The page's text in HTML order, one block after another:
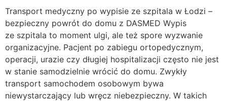
Transport medyczny po wypisie ze szpitala w Łodzi –
bezpieczny powrót do domu z DASMED Wypis
ze szpitala to moment ulgi, ale też spore wyzwanie
organizacyjne. Pacjent po zabiegu ortopedycznym,
operacji, urazie czy długiej hospitalizacji często nie jest
w stanie samodzielnie wrócić do domu. Zwykły
transport samochodem osobowym bywa
niewystarczający lub wręcz niebezpieczny. W takich